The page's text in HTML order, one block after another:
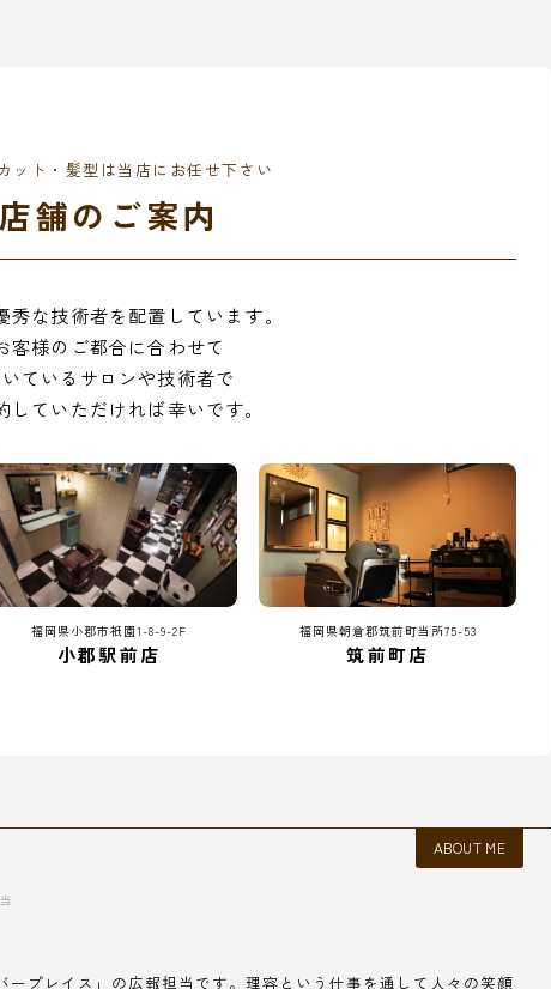
ット・髪型は当店にお任せ下さい
店舗のご案内
秀な技術者を配置しています。
客様のご都合に合わせて
ているサロンや技術者で
していただければ幸いです。
福岡県小郡市祇園1-8-9-2F
小郡駅前店
福岡県朝倉郡筑前町当所75-53
筑前町店
ABOUT ME
ープレイス」の広報担当です。理容という仕事を通して人々の笑顔